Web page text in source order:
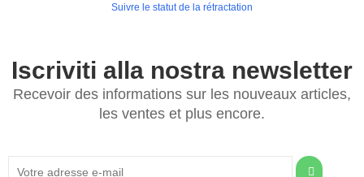
Suivre le statut de la rétractation
Iscriviti alla nostra newsletter
Recevoir des informations sur les nouveaux articles,
les ventes et plus encore.